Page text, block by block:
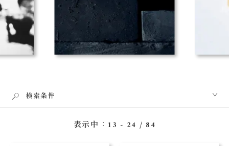
検索条件
表示中：13 - 24 / 84